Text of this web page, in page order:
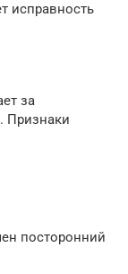
исправность
за
Признаки
посторонний